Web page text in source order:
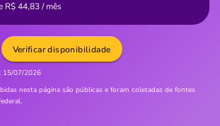
R$44,83/ mês
15/07/2026
nesta página são públicas e foram coletadas de fontes
Verificar disponibilidade